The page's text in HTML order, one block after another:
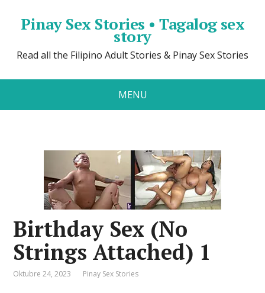
Pinay Sex Stories • Tagalog sex
story
Read all the Filipino Adult Stories & Pinay Sex Stories
MENU
Birthday Sex (No
Strings Attached) 1
Oktubre 24, 2023 Pinay Sex Stories